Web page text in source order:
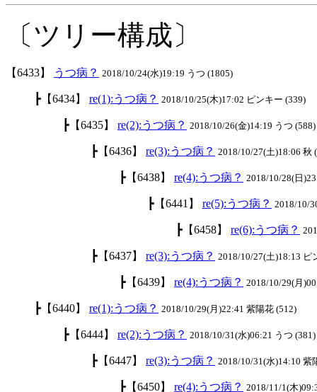
〔ツリー構成〕
【6433】 うつ病？ 2018/10/24(水)19:19 うつ (1805)
┣【6434】 re(1):うつ病？ 2018/10/25(木)17:02 ピンキー (339)
┣【6435】 re(2):うつ病？ 2018/10/26(金)14:19 うつ (588)
┣【6436】 re(3):うつ病？ 2018/10/27(土)18:06 秋
┣【6438】 re(4):うつ病？ 2018/10/28(日
┣【6441】 re(5):うつ病？ 2018/10/
┣【6458】 re(6):うつ病？
┣【6437】 re(3):うつ病？ 2018/10/27(土)18:13 ピ
┣【6439】 re(4):うつ病？ 2018/10/29(月
┣【6440】 re(1):うつ病？ 2018/10/29(月)22:41 紫陽花 (512)
┣【6444】 re(2):うつ病？ 2018/10/31(水)06:21 うつ (381)
┣【6447】 re(3):うつ病？ 2018/10/31(水)14:10 紫
┣【6450】 re(4):うつ病？ 2018/11/1(木